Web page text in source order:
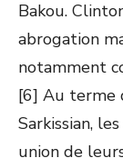
Bakou.
abrogation
notamment
[6] Au terme
Sarkissian,
union de